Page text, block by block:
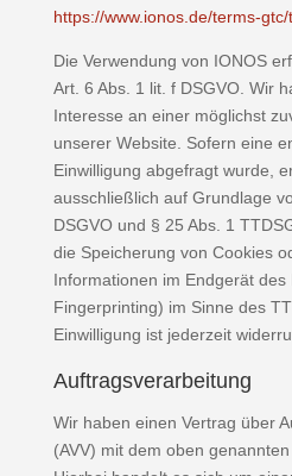
https://www.ionos.de/terms-
Die Verwendung von IONOS
Art. 6 Abs. 1 lit. f DSGVO. Wir
Interesse an einer möglichst
unserer Website. Sofern eine
Einwilligung abgefragt wurde,
ausschließlich auf Grundlage
DSGVO und § 25 Abs. 1
die Speicherung von Cookies
Informationen im Endgerät des
Fingerprinting) im Sinne des
Einwilligung ist jederzeit
Auftragsverarbeitung
Wir haben einen Vertrag über
(AVV) mit dem oben